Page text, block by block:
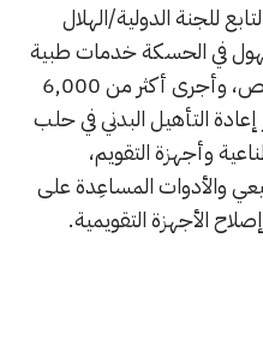
للجنة الدولية/الهلال
في الحسكة خدمات طبية
وجراحية لأكثر من 60,000 شخص، وأجرى أكثر من 6,000
التأهيل البدني في حلب
وأجهزة التقويم،
والأدوات المساعِدة على
الأجهزة التقويمية.